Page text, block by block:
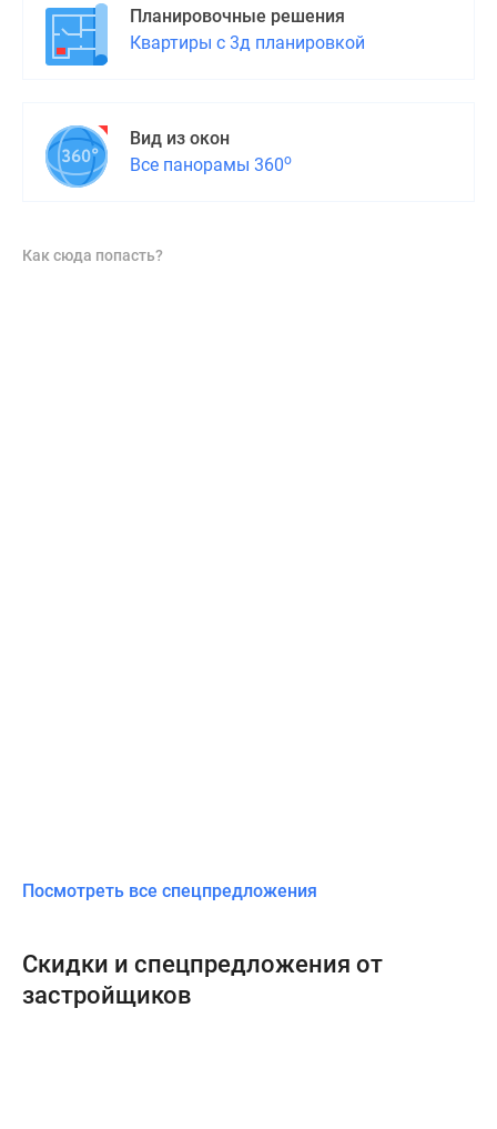
Планировочные решения
Квартиры с 3д планировкой
Вид из окон
Все панорамы 360о
Как сюда попасть?
Посмотреть все спецпредложения
Скидки и спецпредложения от
застройщиков